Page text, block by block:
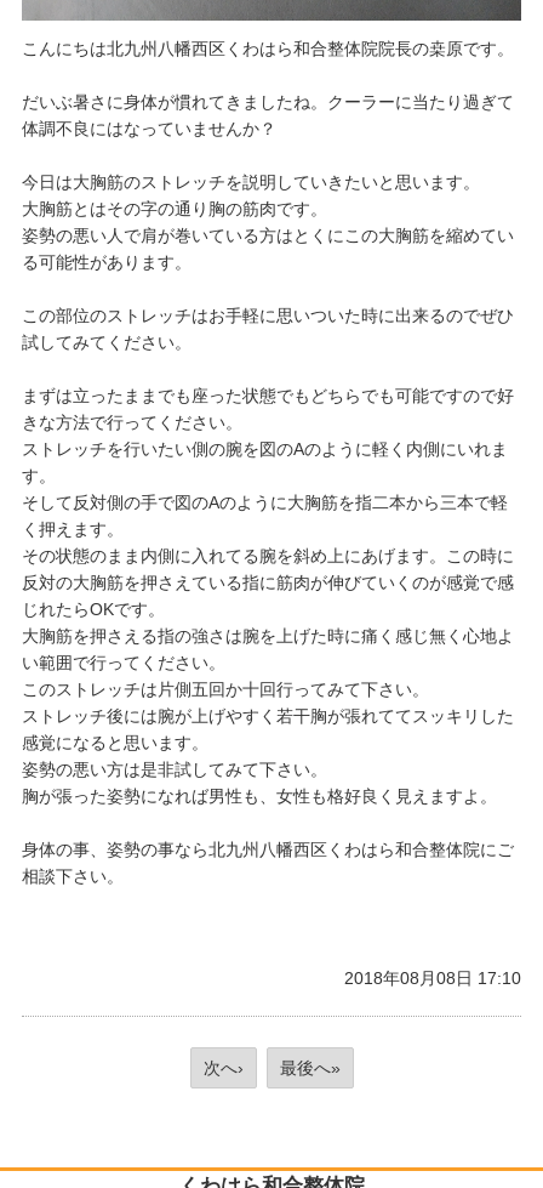
こんにちは北九州八幡西区くわはら和合整体院院長の桒原です。
だいぶ暑さに身体が慣れてきましたね。クーラーに当たり過ぎて
体調不良にはなっていませんか？
今日は大胸筋のストレッチを説明していきたいと思います。
大胸筋とはその字の通り胸の筋肉です。
姿勢の悪い人で肩が巻いている方はとくにこの大胸筋を縮めてい
る可能性があります。
この部位のストレッチはお手軽に思いついた時に出来るのでぜひ
試してみてください。
まずは立ったままでも座った状態でもどちらでも可能ですので好
きな方法で行ってください。
ストレッチを行いたい側の腕を図のAのように軽く内側にいれま
す。
そして反対側の手で図のAのように大胸筋を指二本から三本で軽
く押えます。
その状態のまま内側に入れてる腕を斜め上にあげます。この時に
反対の大胸筋を押さえている指に筋肉が伸びていくのが感覚で感
じれたらOKです。
大胸筋を押さえる指の強さは腕を上げた時に痛く感じ無く心地よ
い範囲で行ってください。
このストレッチは片側五回か十回行ってみて下さい。
ストレッチ後には腕が上げやすく若干胸が張れててスッキリした
感覚になると思います。
姿勢の悪い方は是非試してみて下さい。
胸が張った姿勢になれば男性も、女性も格好良く見えますよ。
身体の事、姿勢の事なら北九州八幡西区くわはら和合整体院にご
相談下さい。
2018年08月08日 17:10
次へ› 最後へ»